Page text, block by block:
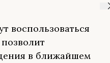
воспользоваться
в ближайшем